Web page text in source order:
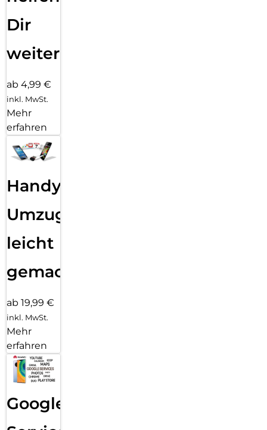
Dir
weiter
ab 4,99 €
inkl. MwSt.
Mehr
erfahren
Handy
Umzug
leicht
gemacht!
ab 19,99 €
inkl. MwSt.
Mehr
erfahren
Google